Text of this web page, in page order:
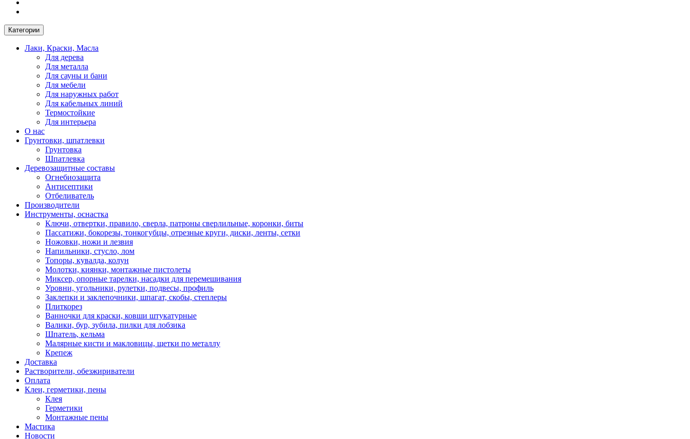
Категории
Лаки, Краски, Масла
Для дерева
Для металла
Для сауны и бани
Для мебели
Для наружных работ
Для кабельных линий
Термостойкие
Для интерьера
О нас
Грунтовки, шпатлевки
Грунтовка
Шпатлевка
Деревозащитные составы
Огнебиозащита
Антисептики
Отбеливатель
Производители
Инструменты, оснастка
Ключи, отвертки, правило, сверла, патроны сверлильные, коронки, биты
Пассатижи, бокорезы, тонкогубцы, отрезные круги, диски, ленты, сетки
Ножовки, ножи и лезвия
Напильники, стусло, лом
Топоры, кувалда, колун
Молотки, киянки, монтажные пистолеты
Миксер, опорные тарелки, насадки для перемешивания
Уровни, угольники, рулетки, подвесы, профиль
Заклепки и заклепочники, шпагат, скобы, степлеры
Плиткорез
Ванночки для краски, ковши штукатурные
Валики, бур, зубила, пилки для лобзика
Шпатель, кельма
Малярные кисти и макловицы, щетки по металлу
Крепеж
Доставка
Растворители, обезжириватели
Оплата
Клеи, герметики, пены
Клея
Герметики
Монтажные пены
Мастика
Новости